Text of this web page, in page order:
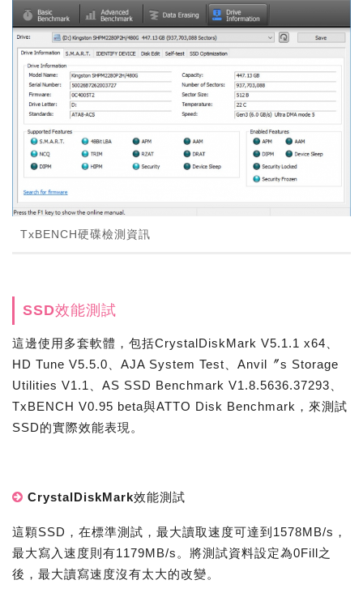
TxBENCH硬碟檢測資訊
SSD效能測試
這邊使用多套軟體，包括CrystalDiskMark V5.1.1 x64、
HD Tune V5.5.0、AJA System Test、Anvil〞s Storage
Utilities V1.1、AS SSD Benchmark V1.8.5636.37293、
TxBENCH V0.95 beta與ATTO Disk Benchmark，來測試
SSD的實際效能表現。
CrystalDiskMark效能測試
這顆SSD，在標準測試，最大讀取速度可達到1578MB/s，
最大寫入速度則有1179MB/s。將測試資料設定為0Fill之
後，最大讀寫速度沒有太大的改變。